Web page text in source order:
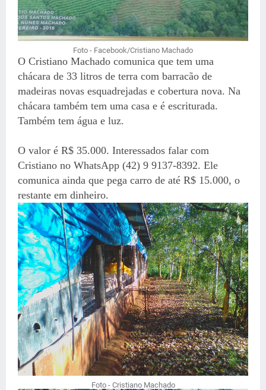
Foto - Facebook/Cristiano Machado
O Cristiano Machado comunica que tem uma
chácara de 33 litros de terra com barracão de
madeiras novas esquadrejadas e cobertura nova. Na
chácara também tem uma casa e é escriturada.
Também tem água e luz.
O valor é R$ 35.000. Interessados falar com
Cristiano no WhatsApp (42) 9 9137-8392. Ele
comunica ainda que pega carro de até R$ 15.000, o
restante em dinheiro.
Foto - Cristiano Machado